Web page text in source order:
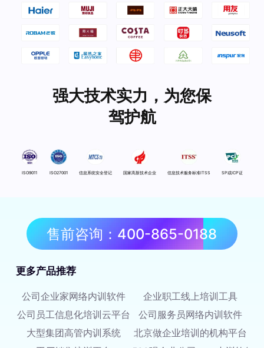
强大技术实力，为您保
驾护航
ISO9011 ISO27001 信息系统安全登记 国家高新技术企业 信息技术服务标准ITSS SP或ICP证
售前咨询：400-865-0188
更多产品推荐
公司企业家网络内训软件
企业职工线上培训工具
公司员工信息化培训云平台
公司服务员网络内训软件
大型集团高管内训系统
北京做企业培训的机构平台